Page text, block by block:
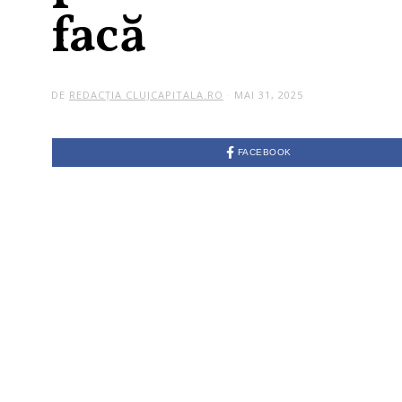
facă
DE REDACȚIA CLUJCAPITALA.RO MAI 31, 2025
FACEBOOK